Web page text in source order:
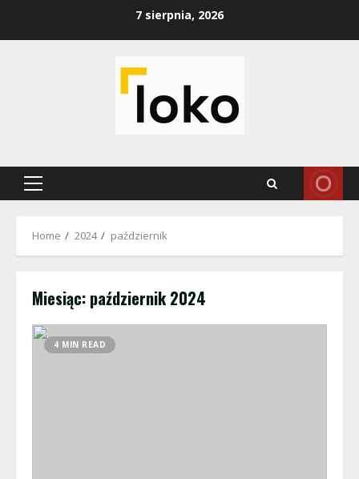
7 sierpnia, 2026
Primary
Home 2024 październik
Miesiąc: październik 2024
4 MIN READ